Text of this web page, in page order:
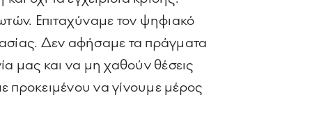
Επιταχύναμε τον ψηφιακό
Δεν αφήσαμε τα πράγματα
μας και να μη χαθούν θέσεις
προκειμένου να γίνουμε μέρος